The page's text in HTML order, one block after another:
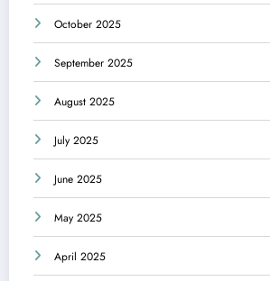
October 2025
September 2025
August 2025
July 2025
June 2025
May 2025
April 2025